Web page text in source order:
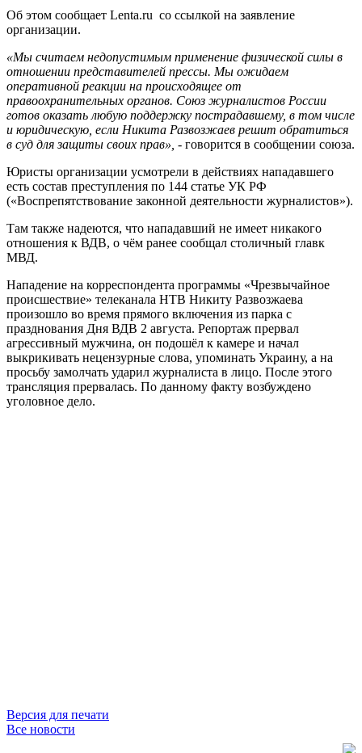
Об этом сообщает Lenta.ru со ссылкой на заявление
организации.
«Мы считаем недопустимым применение физической силы в
отношении представителей прессы. Мы ожидаем
оперативной реакции на происходящее от
правоохранительных органов. Союз журналистов России
готов оказать любую поддержку пострадавшему, в том числе
и юридическую, если Никита Развозжаев решит обратиться
в суд для защиты своих прав», - говорится в сообщении союза.
Юристы организации усмотрели в действиях нападавшего
есть состав преступления по 144 статье УК РФ
(«Воспрепятствование законной деятельности журналистов»).
Там также надеются, что нападавший не имеет никакого
отношения к ВДВ, о чём ранее сообщал столичный главк
МВД.
Нападение на корреспондента программы «Чрезвычайное
происшествие» телеканала НТВ Никиту Развозжаева
произошло во время прямого включения из парка с
празднования Дня ВДВ 2 августа. Репортаж прервал
агрессивный мужчина, он подошёл к камере и начал
выкрикивать нецензурные слова, упоминать Украину, а на
просьбу замолчать ударил журналиста в лицо. После этого
трансляция прервалась. По данному факту возбуждено
уголовное дело.
Версия для печати
Все новости